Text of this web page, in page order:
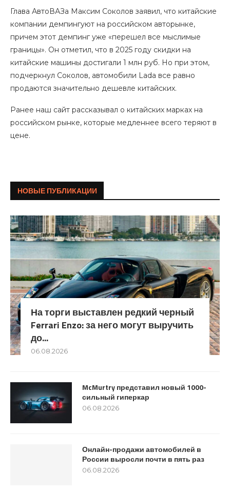
Глава АвтоВАЗа Максим Соколов заявил, что китайские
компании демпингуют на российском авторынке,
причем этот демпинг уже «перешел все мыслимые
границы». Он отметил, что в 2025 году скидки на
китайские машины достигали 1 млн руб. Но при этом,
подчеркнул Соколов, автомобили Lada все равно
продаются значительно дешевле китайских.
Ранее наш сайт рассказывал о китайских марках на
российском рынке, которые медленнее всего теряют в
цене.
НОВЫЕ ПУБЛИКАЦИИ
На торги выставлен редкий черный
Ferrari Enzo: за него могут выручить
до...
06.08.2026
McMurtry представил новый 1000-
сильный гиперкар
06.08.2026
Онлайн-продажи автомобилей в
России выросли почти в пять раз
06.08.2026